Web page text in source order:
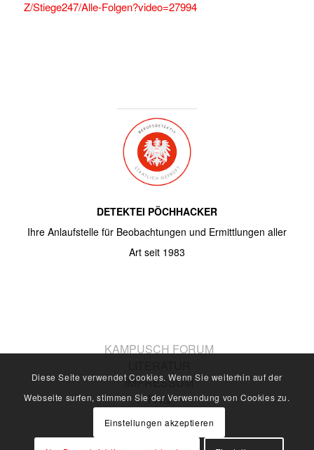
Z/Stiege247/Alle-Folgen?video=27994
DETEKTEI PÖCHHACKER
Ihre Anlaufstelle für Beobachtungen und Ermittlungen aller
Art seit 1983
KAMPUSCH FORUM
IMPRESSUM
FAQ
AGB
Diese Seite verwendet Cookies. Wenn Sie weiterhin auf der
Webseite surfen, stimmen Sie der Verwendung von Cookies zu.
Einstellungen akzeptieren